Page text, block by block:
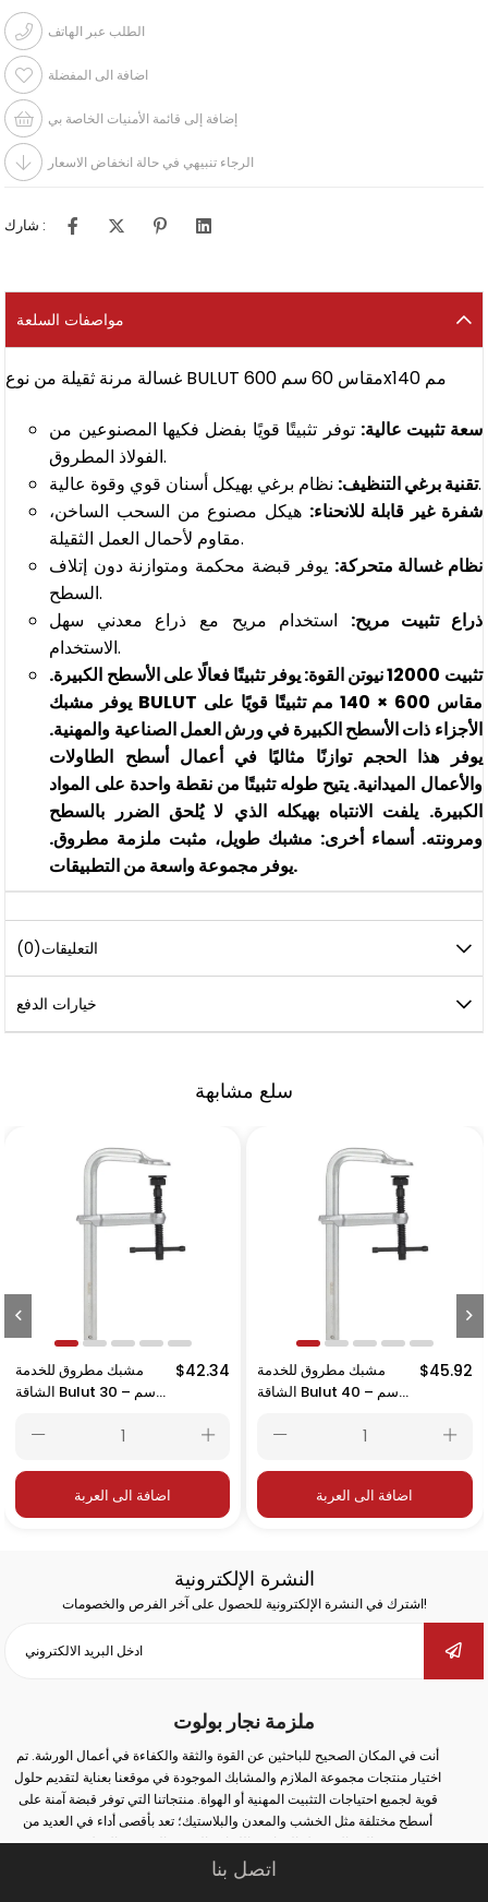
الطلب عبر الهاتف
اضافة الى المفضلة
إضافة إلى قائمة الأمنيات الخاصة بي
الرجاء تنبيهي في حالة انخفاض الاسعار
شارك :
مواصفات السلعة
غسالة مرنة ثقيلة من نوع BULUT مقاس 60 سم 600x140 مم
سعة تثبيت عالية: توفر تثبيتًا قويًا بفضل فكيها المصنوعين من
الفولاذ المطروق.
تقنية برغي التنظيف:نظام برغي بهيكل أسنان قوي وقوة عالية.
شفرة غير قابلة للانحناء: هيكل مصنوع من السحب الساخن،
مقاوم لأحمال العمل الثقيلة.
نظام غسالة متحركة: يوفر قبضة محكمة ومتوازنة دون إتلاف
السطح.
ذراع تثبيت مريح: استخدام مريح مع ذراع معدني سهل
الاستخدام.
تثبيت 12000 نيوتن القوة: يوفر تثبيتًا فعالًا على الأسطح الكبيرة.
يوفر مشبك BULUT مقاس 600 × 140 مم تثبيتًا قويًا على
الأجزاء ذات الأسطح الكبيرة في ورش العمل الصناعية والمهنية.
يوفر هذا الحجم توازنًا مثاليًا في أعمال أسطح الطاولات
والأعمال الميدانية. يتيح طوله تثبيتًا من نقطة واحدة على المواد
الكبيرة. يلفت الانتباه بهيكله الذي لا يُلحق الضرر بالسطح
ومرونته. أسماء أخرى: مشبك طويل، مثبت ملزمة مطروق.
يوفر مجموعة واسعة من التطبيقات.
التعليقات(0)
خيارات الدفع
سلع مشابهة
مشبك مطروق للخدمة
الشاقة Bulut 30 سم –
$42.34
اضافة الى العربة
مشبك مطروق للخدمة
الشاقة Bulut 40 سم –
$45.92
اضافة الى العربة
النشرة الإلكترونية
اشترك في النشرة الإلكترونية للحصول على آخر الفرص والخصومات!
ملزمة نجار بولوت
أنت في المكان الصحيح للباحثين عن القوة والثقة والكفاءة في أعمال الورشة. تم
اختيار منتجات مجموعة الملازم والمشابك الموجودة في موقعنا بعناية لتقديم حلول
قوية لجميع احتياجات التثبيت المهنية أو الهواة. منتجاتنا التي توفر قبضة آمنة على
أسطح مختلفة مثل الخشب والمعدن والبلاستيك؛ تعد بأقصى أداء في العديد من
المجالات مثل النجارة واللحام والثقب والتجميع والإصلاح.
سواء كنت تقوم بأعمال صناعية واسعة النطاق أو إصلاحات بسيطة في المنزل؛ يمكنك
اتصل بنا